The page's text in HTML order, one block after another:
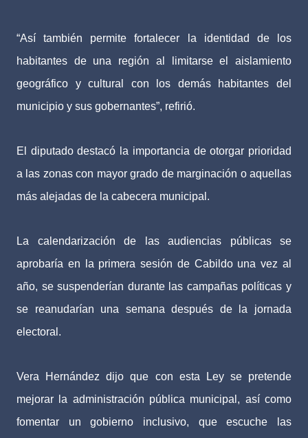
“Así también permite fortalecer la identidad de los
habitantes de una región al limitarse el aislamiento
geográfico y cultural con los demás habitantes del
municipio y sus gobernantes”, refirió.
El diputado destacó la importancia de otorgar prioridad
a las zonas con mayor grado de marginación o aquellas
más alejadas de la cabecera municipal.
La calendarización de las audiencias públicas se
aprobaría en la primera sesión de Cabildo una vez al
año, se suspenderían durante las campañas políticas y
se reanudarían una semana después de la jornada
electoral.
Vera Hernández dijo que con esta Ley se pretende
mejorar la administración pública municipal, así como
fomentar un gobierno inclusivo, que escuche las